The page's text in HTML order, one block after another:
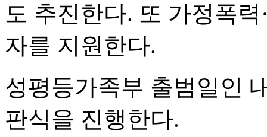
도 추진한다. 또 가정폭
자를 지원한다.
성평등가족부 출범일인
판식을 진행한다.